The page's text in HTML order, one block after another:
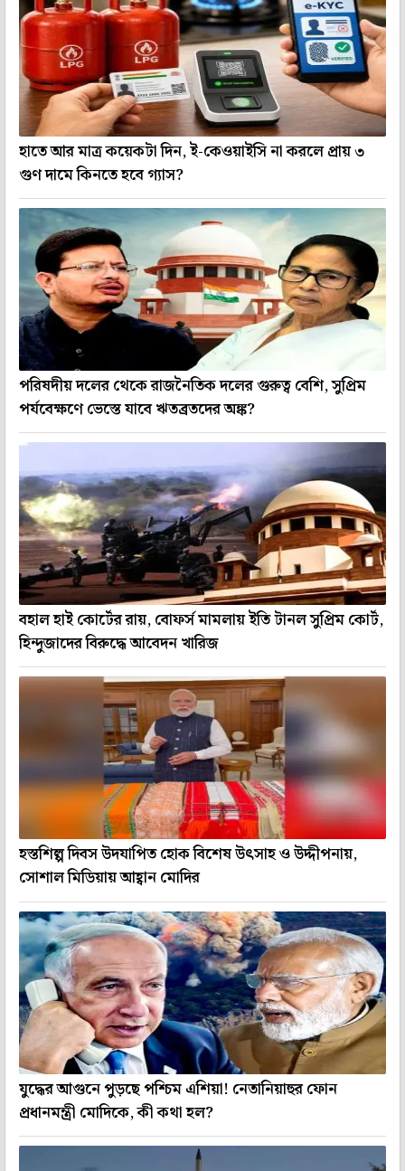
হাতে আর মাত্র কয়েকটা দিন, ই-কেওয়াইসি না করলে প্রায় ৩
গুণ দামে কিনতে হবে গ্যাস?
পরিষদীয় দলের থেকে রাজনৈতিক দলের গুরুত্ব বেশি, সুপ্রিম
পর্যবেক্ষণে ভেস্তে যাবে ঋতব্রতদের অঙ্ক?
বহাল হাই কোর্টের রায়, বোফর্স মামলায় ইতি টানল সুপ্রিম কোর্ট,
হিন্দুজাদের বিরুদ্ধে আবেদন খারিজ
হস্তশিল্প দিবস উদযাপিত হোক বিশেষ উৎসাহ ও উদ্দীপনায়,
সোশাল মিডিয়ায় আহ্বান মোদির
যুদ্ধের আগুনে পুড়ছে পশ্চিম এশিয়া! নেতানিয়াহুর ফোন
প্রধানমন্ত্রী মোদিকে, কী কথা হল?